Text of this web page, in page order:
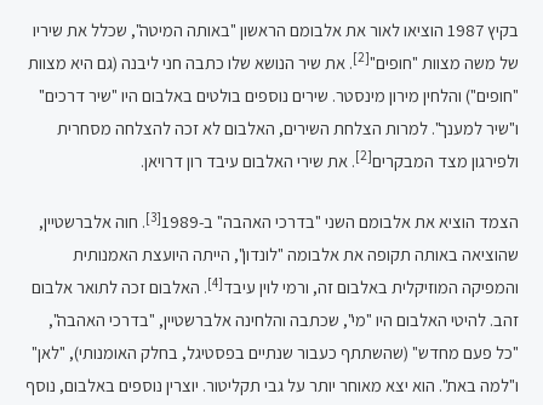
בקיץ 1987 הוציאו לאור את אלבומם הראשון "באותה המיטה", שכלל את שיריו
של משה מצוות "חופים"[2]
. את שיר הנושא שלו כתבה חני ליבנה (גם היא מצוות
"חופים") והלחין מירון מינסטר. שירים נוספים בולטים באלבום היו "שיר דרכים"
ו"שיר למענך". למרות הצלחת השירים, האלבום לא זכה להצלחה מסחרית
ולפירגון מצד המבקרים[2] . את שירי האלבום עיבד רון דרויאן.
הצמד הוציא את אלבומם השני "בדרכי האהבה" ב-1989 [3]
. חוה אלברשטיין,
שהוציאה באותה תקופה את אלבומה "לונדון", הייתה היועצת האמנותית
והמפיקה המוזיקלית באלבום זה, ורמי לוין עיבד[4]
. האלבום זכה לתואר אלבום
זהב. להיטי האלבום היו "מי", שכתבה והלחינה אלברשטיין, "בדרכי האהבה",
"כל פעם מחדש" (שהשתתף כעבור שנתיים בפסטיגל, בחלק האומנותי), "לאן"
ו"למה באת". הוא יצא מאוחר יותר על גבי תקליטור. יוצרין נוספים באלבום, נוסף